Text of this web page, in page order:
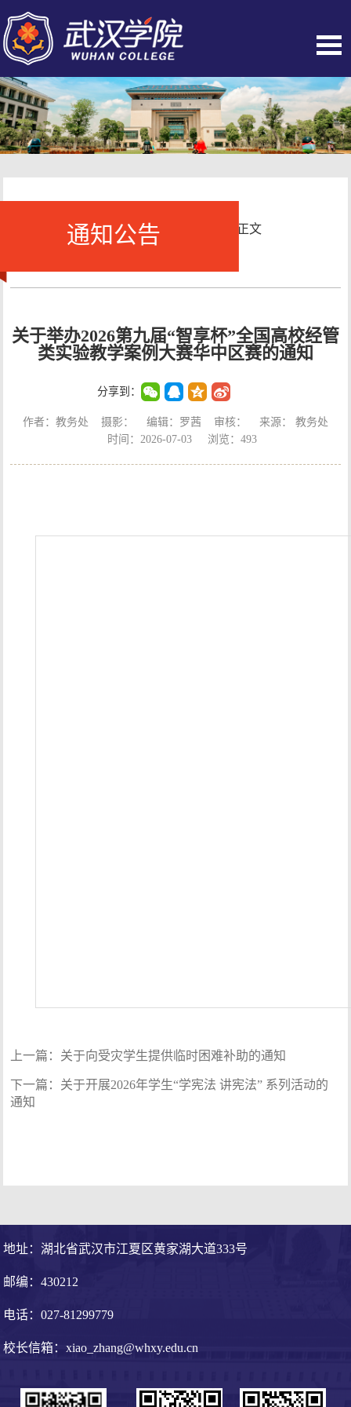
通知公告
当前位置：首页- - 正文
关于举办2026第九届“智享杯”全国高校经管
类实验教学案例大赛华中区赛的通知
分享到：
作者：教务处 摄影： 编辑：罗茜 审核： 来源： 教务处
时间：2026-07-03 浏览： 493
上一篇： 关于向受灾学生提供临时困难补助的通知
下一篇： 关于开展2026年学生“学宪法 讲宪法” 系列活动的
通知
地址：湖北省武汉市江夏区黄家湖大道333号
邮编：430212
电话：027-81299779
校长信箱：xiao_zhang@whxy.edu.cn